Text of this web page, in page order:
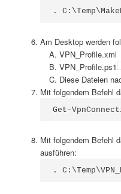
.
Am Desktop werden
VPN_Profile.xml
VPN_Profile.ps1
Diese Dateien
Mit folgendem Befehl
Get-
Mit folgendem Befehl
ausführen:
.